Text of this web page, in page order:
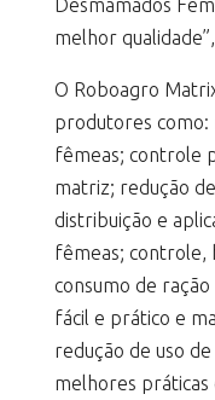
Desmamados
melhor
O Roboagro
produtores como:
fêmeas; controle
matriz; redução
distribuição e
fêmeas; controle,
consumo de
fácil e prático e
redução de uso
melhores práticas